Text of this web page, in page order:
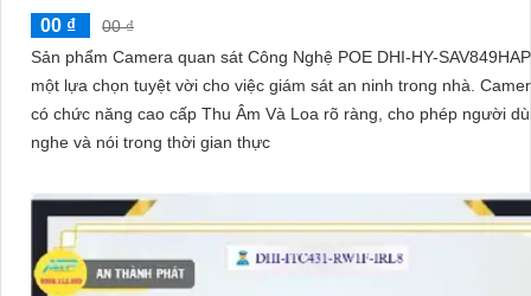
00 ₫
00 ₫
Sản phẩm Camera quan sát Công Nghệ POE DHI-HY-
một lựa chọn tuyệt vời cho việc giám sát an ninh trong nhà. Camera này
có chức năng cao cấp Thu Âm Và Loa rõ ràng, cho phép người
nghe và nói trong thời gian thực